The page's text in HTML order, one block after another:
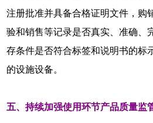
注册批准并具备合格证明文件，购
验和销售等记录是否真实、准确、
存条件是否符合标签和说明书的标
的设施设备。
五、持续加强使用环节产品质量监